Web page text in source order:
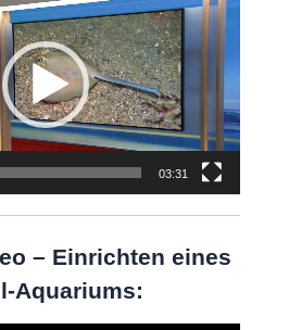
Player
03:31
– Einrichten eines
Aquariums: